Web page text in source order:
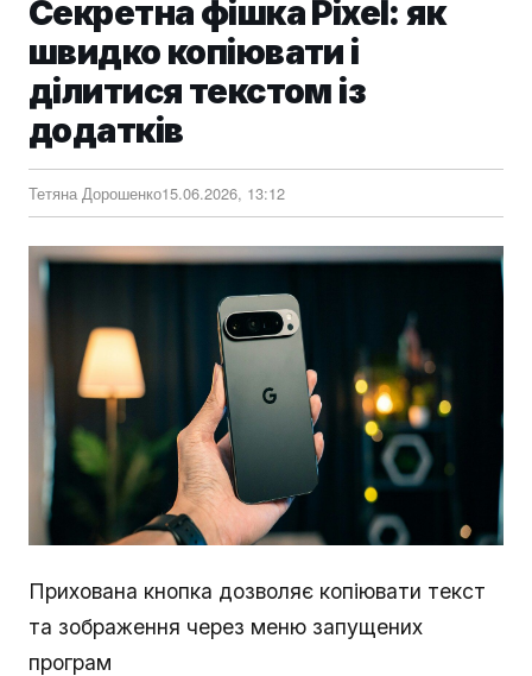
Секретна фішка Pixel: як
швидко копіювати і
ділитися текстом із
додатків
Тетяна Дорошенко15.06.2026, 13:12
Прихована кнопка дозволяє копіювати текст
та зображення через меню запущених
програм